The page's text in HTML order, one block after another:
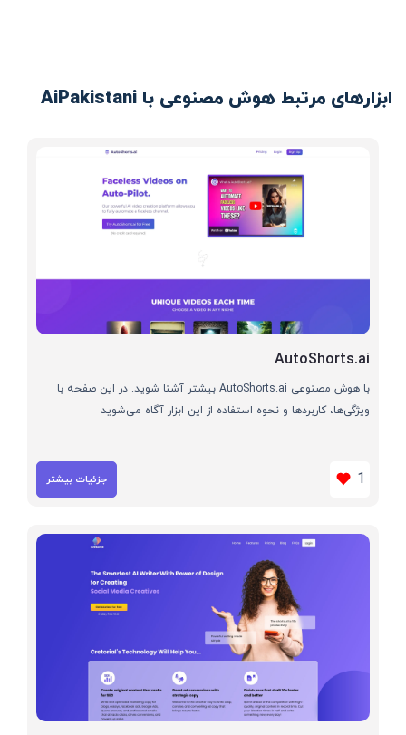
ابزارهای مرتبط هوش مصنوعی با AiPakistani
AutoShorts.ai
با هوش مصنوعی AutoShorts.ai بیشتر آشنا شوید. در این صفحه با
ویژگی‌ها، کاربردها و نحوه استفاده از این ابزار آگاه می‌شوید
1 جزئیات بیشتر